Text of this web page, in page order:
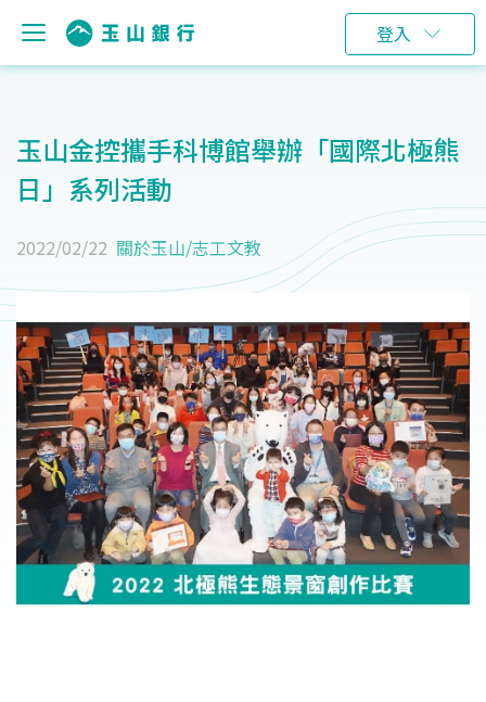
登入
玉山金控攜手科博館舉辦「國際北極熊
日」系列活動
2022/02/22 關於玉山/志工文教